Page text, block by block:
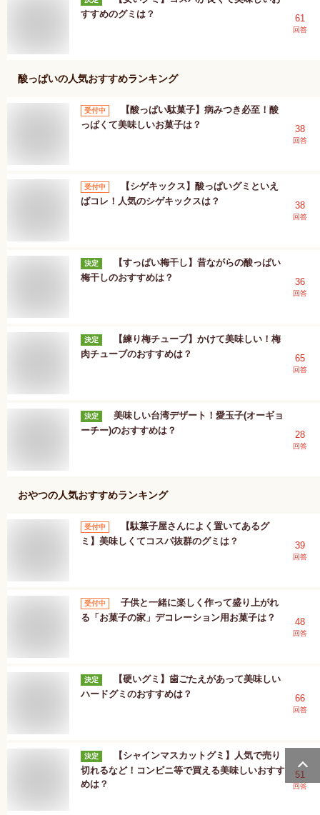
すすめのグミは？
61
回答
酸っぱいの人気おすすめランキング
受付中
【酸っぱい駄菓子】病みつき必至！酸
っぱくて美味しいお菓子は？
38
回答
受付中
【シゲキックス】酸っぱいグミといえ
ばコレ！人気のシゲキックスは？
38
回答
決定
【すっぱい梅干し】昔ながらの酸っぱい
梅干しのおすすめは？
36
回答
決定
【練り梅チューブ】かけて美味しい！梅
肉チューブのおすすめは？
65
回答
決定
美味しい台湾デザート！愛玉子(オーギョ
ーチー)のおすすめは？
28
回答
おやつの人気おすすめランキング
受付中
【駄菓子屋さんによく置いてあるグ
ミ】美味しくてコスパ抜群のグミは？
39
回答
受付中
子供と一緒に楽しく作って盛り上がれ
る「お菓子の家」デコレーション用お菓子は？
48
回答
決定
【硬いグミ】歯ごたえがあって美味しい
ハードグミのおすすめは？
66
回答
決定
【シャインマスカットグミ】人気で売り
切れるなど！コンビニ等で買える美味しいおすす
めは？
51
回答